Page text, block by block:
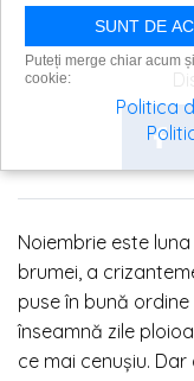
29 octombrie
Noiembrie este
brumei, a
puse în bună
înseamnă zile
ce mai cenușiu.
SUNT DE
Puteți merge chiar acum
cookie:
Politica